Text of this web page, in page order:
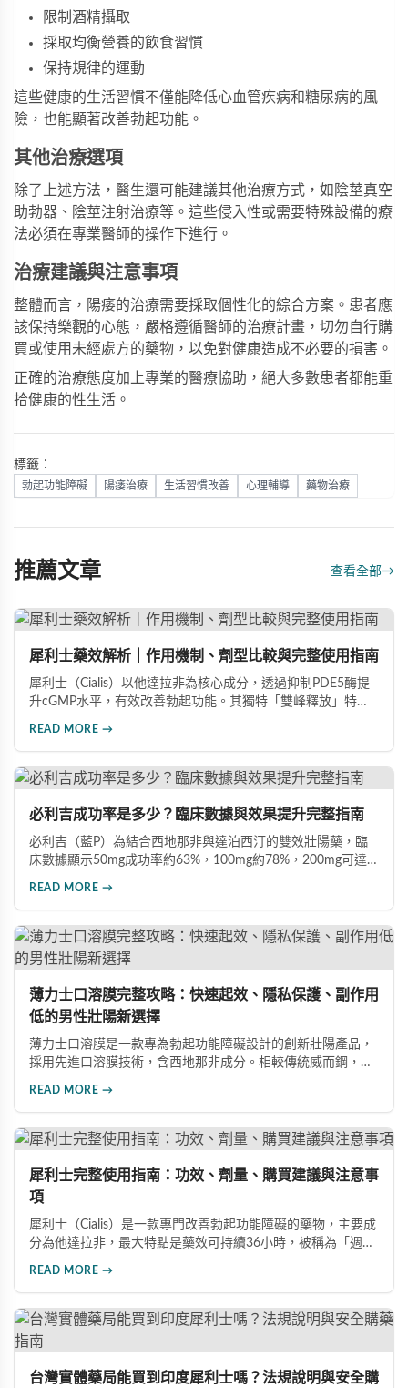
限制酒精攝取
採取均衡營養的飲食習慣
保持規律的運動
這些健康的生活習慣不僅能降低心血管疾病和糖尿病的風
險，也能顯著改善勃起功能。
其他治療選項
除了上述方法，醫生還可能建議其他治療方式，如陰莖真空
助勃器、陰莖注射治療等。這些侵入性或需要特殊設備的療
法必須在專業醫師的操作下進行。
治療建議與注意事項
整體而言，陽痿的治療需要採取個性化的綜合方案。患者應
該保持樂觀的心態，嚴格遵循醫師的治療計畫，切勿自行購
買或使用未經處方的藥物，以免對健康造成不必要的損害。
正確的治療態度加上專業的醫療協助，絕大多數患者都能重
拾健康的性生活。
標籤：
勃起功能障礙 陽痿治療 生活習慣改善 心理輔導 藥物治療
推薦文章 查看全部→
犀利士藥效解析｜作用機制、劑型比較與完整使用指南
犀利士（Cialis）以他達拉非為核心成分，透過抑制PDE5酶提
升cGMP水平，有效改善勃起功能。其獨特「雙峰釋放」特性
83%、成功插入率91%），並提供用藥注意事項，協助男性根
據需求選擇最適合的犀利士規格。
READ MORE →
必利吉成功率是多少？臨床數據與效果提升完整指南
必利吉（藍P）為結合西地那非與達泊西汀的雙效壯陽藥，臨
床數據顯示50mg成功率約63%，100mg約78%，200mg可達
性生活。
READ MORE →
薄力士口溶膜完整攻略：快速起效、隱私保護、副作用
低的男性壯陽新選擇
薄力士口溶膜是一款專為勃起功能障礙設計的創新壯陽產品，
採用先進口溶膜技術，含西地那非成分。相較傳統威而鋼，起
假藥的方法。
READ MORE →
犀利士完整使用指南：功效、劑量、購買建議與注意事
項
犀利士（Cialis）是一款專門改善勃起功能障礙的藥物，主要成
分為他達拉非，最大特點是藥效可持續36小時，被稱為「週末
用，幫助您安全用藥。
READ MORE →
台灣實體藥局能買到印度犀利士嗎？法規說明與安全購